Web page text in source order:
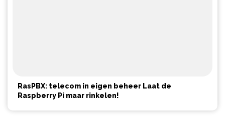
RasPBX: telecom in eigen beheer Laat de
Raspberry Pi maar rinkelen!